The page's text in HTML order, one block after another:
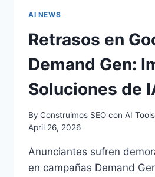
AI NEWS
Retrasos en
Demand Gen:
Soluciones de
By Construimos SEO con AI
April 26, 2026
Anunciantes sufren
en campañas Demand